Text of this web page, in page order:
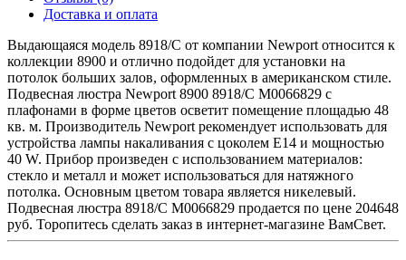
Доставка и оплата
Выдающаяся модель 8918/C от компании Newport относится к
коллекции 8900 и отлично подойдет для установки на
потолок больших залов, оформленных в американском стиле.
Подвесная люстра Newport 8900 8918/C М0066829 с
плафонами в форме цветов осветит помещение площадью 48
кв. м. Производитель Newport рекомендует использовать для
устройства лампы накаливания с цоколем E14 и мощностью
40 W. Прибор произведен с использованием материалов:
стекло и металл и может использоваться для натяжного
потолка. Основным цветом товара является никелевый.
Подвесная люстра 8918/C М0066829 продается по цене 204648
руб. Торопитесь сделать заказ в интернет-магазине ВамСвет.